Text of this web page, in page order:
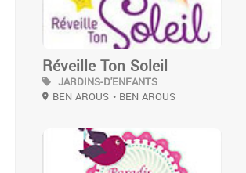
Réveille Ton Soleil
JARDINS-D'ENFANTS
BEN AROUS • BEN AROUS